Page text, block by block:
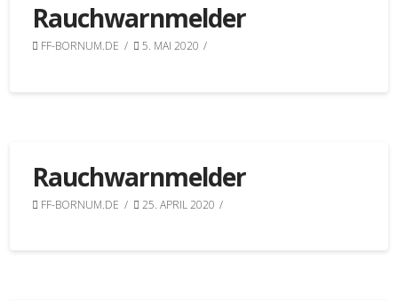
Rauchwarnmelder
FF-BORNUM.DE 5. MAI 2020
Rauchwarnmelder
FF-BORNUM.DE 25. APRIL 2020